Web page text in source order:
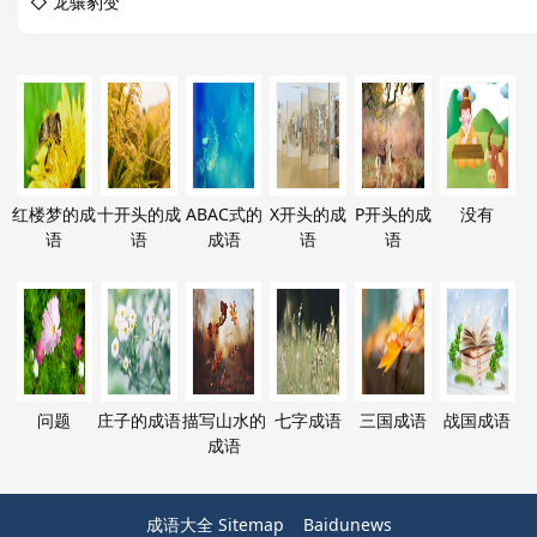
红楼梦的成
语
十开头的成
语
ABAC式的
成语
X开头的成
语
P开头的成
语
没有
问题 庄子的成语描写山水的
成语
七字成语 三国成语 战国成语
成语大全 Sitemap Baidunews